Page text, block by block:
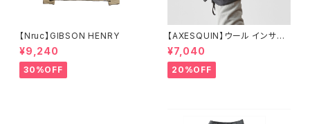
【Nruc】GIBSON HENRY
¥9,240
30%OFF
【AXESQUIN】ウール インサレ
ーション トリガー ミトン
¥7,040
20%OFF